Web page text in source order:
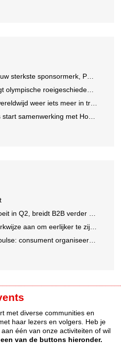
sponsormerk, PostNL daalt
roeigeschiedenis tot leven voor WK Roeien
weer iets meer in trek
samenwerking met House of Cars
breidt B2B verder uit en innoveert met AI
om eerlijker te zijn naar verkopers en consumenten
organiseert eet- en koopgedrag bewuster
met diverse communities en
haar lezers en volgers. Heb je
één van onze activiteiten of wil
van de buttons hieronder.